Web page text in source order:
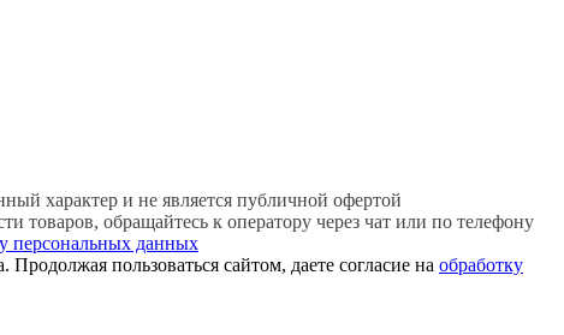
характер и не является публичной офертой
товаров, обращайтесь к оператору через чат или по телефону
персональных данных
пользоваться сайтом, даете согласие на обработку